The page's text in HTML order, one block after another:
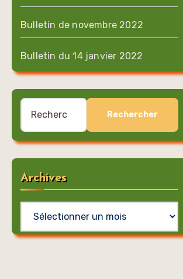
Bulletin de novembre 2022
Bulletin du 14 janvier 2022
Rechercher :
Archives